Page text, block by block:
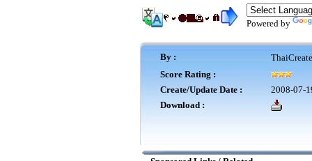
Powered by
By :
Score Rating :
Create/Update Date :
2008-07-
Download :